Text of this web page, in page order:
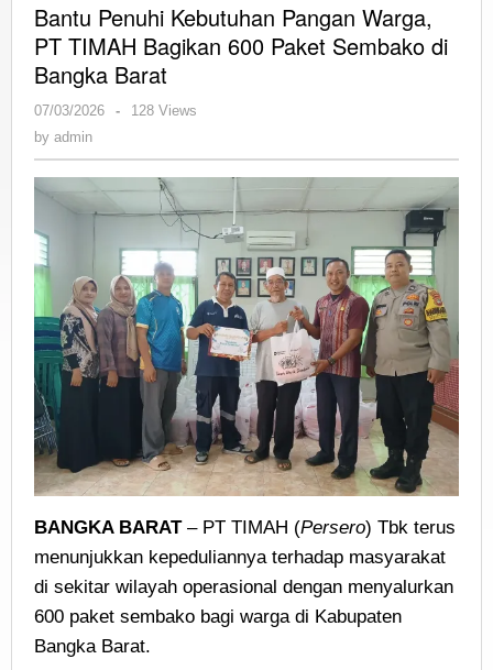
Pangan
Warga,
Paket
Sembako
di
Bangka
Barat
Bantu Penuhi Kebutuhan Pangan Warga,
PT TIMAH Bagikan 600 Paket Sembako di
Bangka Barat
07/03/2026
by
-
128 Views
by admin
BANGKA BARAT– PT TIMAH (Persero) Tbk terus
menunjukkan kepeduliannya terhadap masyarakat
di sekitar wilayah operasional dengan menyalurkan
600 paket sembako bagi warga di Kabupaten
Bangka Barat.